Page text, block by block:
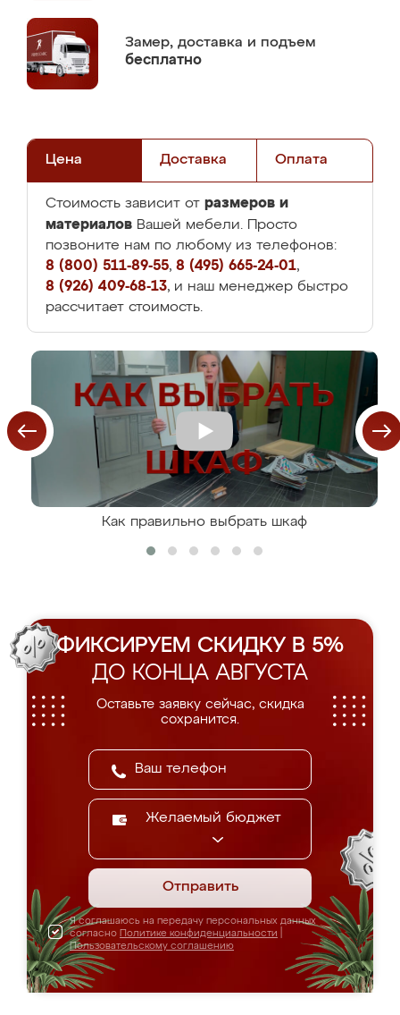
Замер, доставка и подъем
бесплатно
Цена Доставка Оплата
Стоимость зависит от размеров и
материалов Вашей мебели. Просто
позвоните нам по любому из телефонов:
8 (800) 511-89-55, 8 (495) 665-24-01,
8 (926) 409-68-13, и наш менеджер быстро
рассчитает стоимость.
Как правильно выбрать шкаф
ФИКСИРУЕМ СКИДКУ В 5%
ДО КОНЦА АВГУСТА
Оставьте заявку сейчас, скидка
сохранится.
Желаемый бюджет
Отправить
Я соглашаюсь на передачу персональных данных
согласно Политике конфиденциальности
Пользовательскому соглашению